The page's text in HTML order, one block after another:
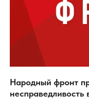
Народный фронт
несправедливость